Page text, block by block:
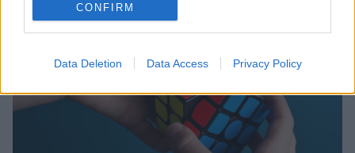
CONFIRM
Data Deletion Data Access Privacy Policy